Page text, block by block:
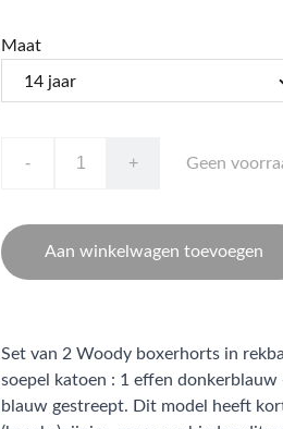
Maat
- + Geen
Aan winkelwagen toevoegen
Set van 2 Woody boxerhorts in
soepel katoen : 1 effen donkerblauw
blauw gestreept. Dit model heeft